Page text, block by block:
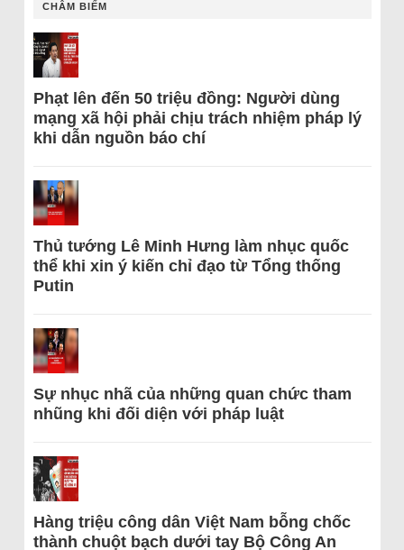
CHÂM BIẾM
Phạt lên đến 50 triệu đồng: Người dùng
mạng xã hội phải chịu trách nhiệm pháp lý
khi dẫn nguồn báo chí
Thủ tướng Lê Minh Hưng làm nhục quốc
thể khi xin ý kiến chỉ đạo từ Tổng thống
Putin
Sự nhục nhã của những quan chức tham
nhũng khi đối diện với pháp luật
Hàng triệu công dân Việt Nam bỗng chốc
thành chuột bạch dưới tay Bộ Công An